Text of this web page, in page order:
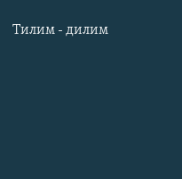
Тилим - дилим